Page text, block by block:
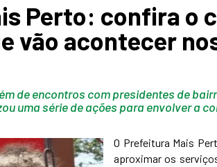
Perto: confira o
vão acontecer
de encontros com presidentes de
uma série de ações para envolver a
O Prefeitura Mais
aproximar os